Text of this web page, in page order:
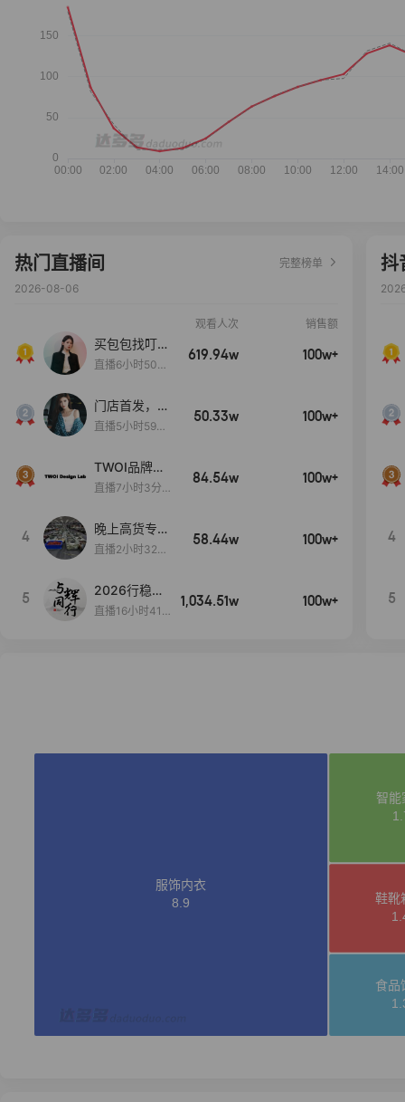
热门直播间
完整榜单
2026-08-06
观看人次 销售额
买包包找叮
当,一折购！
直播6小时50分
619.94w 100w+
门店首发，秋
款大上新！！
直播5小时59分
50.33w 100w+
TWOI品牌直
播间新款上
直播7小时3分5
84.54w 100w+
4
晚上高货专场
大放漏
直播2小时32分
58.44w 100w+
5
2026行稳致
远
直播16小时41
1,034.51w 100w+
抖
4
5